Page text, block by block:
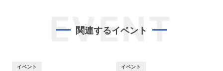
EVENT
関連するイベント
イベント イベント